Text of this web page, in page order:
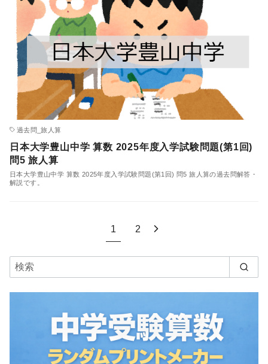
過去問_旅人算
日本大学豊山中学 算数 2025年度入学試験問題(第1回)
問5 旅人算
日本大学豊山中学 算数 2025年度入学試験問題(第1回) 問5 旅人算の過去問解答・
解説です。
1 2